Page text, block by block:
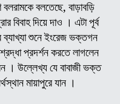
বলতেছে, বাড়াবড়ি
বিবাহ দিয়ে দাও । এটা পূর্ব
ব্যাখ্যা শুনে ইংরেজ ভক্তগন
প্রদর্শন করতে লাগলেন
। উল্লেখ্য যে বাবাজী ভক্ত
মায়াপুরে যান ।